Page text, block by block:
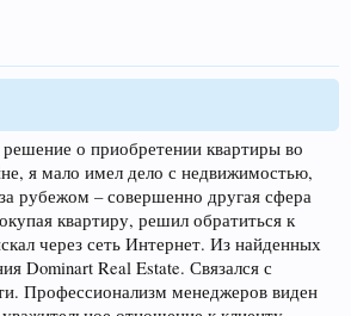
о приобретении квартиры во
я мало имел дело с недвижимостью,
рубежом – совершенно другая сфера
квартиру, решил обратиться к
через сеть Интернет. Из найденных
Dominart Real Estate. Связался с
Профессионализм менеджеров виден